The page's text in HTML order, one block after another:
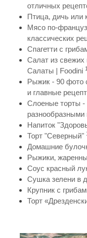
отличных
Птица, дичь или
Мясо по-
классических
Спагетти с
Салат из свежих
Салаты | Foodini
Рыжик - 90 фото
и главные
Слоеные торты -
разнообразными
Напиток
Торт "Северный"
Домашние
Рыжики,
Соус красный
Сушка зелени в
Крупник с
Торт